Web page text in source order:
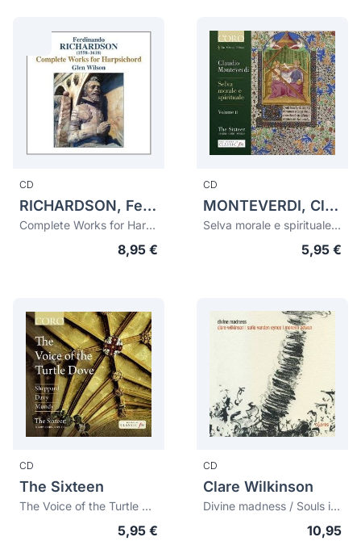
CD
RICHARDSON, Ferdinando (1558-1618)
Complete Works for Harpsichord
8,95 €
CD
MONTEVERDI, Claudio (1567-1643)
Selva morale e spirituale. Volume II
5,95 €
CD
The Sixteen
The Voice of the Turtle Dove
5,95 €
CD
Clare Wilkinson
Divine madness / Souls in exile. When renaissance melancholy meets sufism
10,95